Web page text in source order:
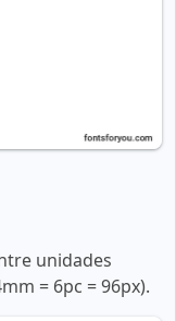
unidades
= 6pc = 96px).